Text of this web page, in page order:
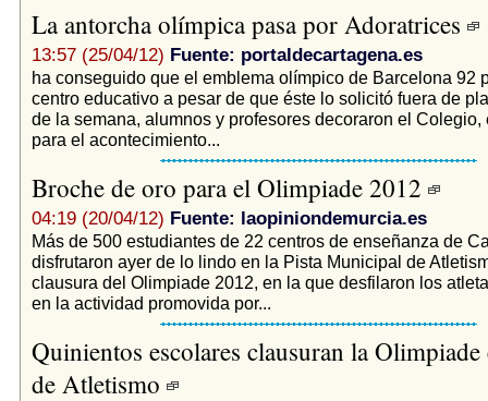
La antorcha olímpica pasa por Adoratrices
13:57 (25/04/12) Fuente: portaldecartagena.es
ha conseguido que el emblema olímpico de Barcelona 92
centro educativo a pesar de que éste lo solicitó fuera de
de la semana, alumnos y profesores decoraron el Colegio,
para el acontecimiento...
Broche de oro para el Olimpiade 2012
04:19 (20/04/12) Fuente: laopiniondemurcia.es
­Más de 500 estudiantes de 22 centros de enseñanza de
disfrutaron ayer de lo lindo en la Pista Municipal de
clausura del Olimpiade 2012, en la que desfilaron los
en la actividad promovida por...
Quinientos escolares clausuran la Olimpiade
de Atletismo